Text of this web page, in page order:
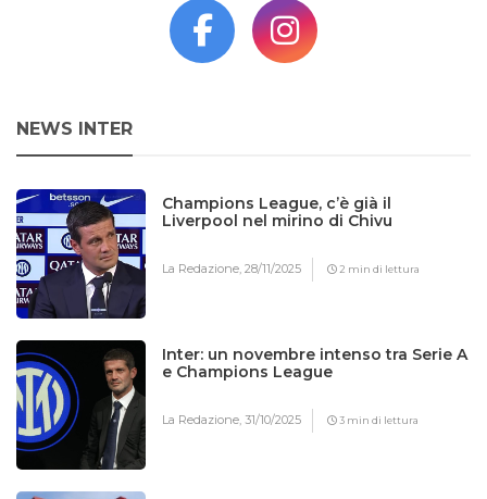
NEWS INTER
Champions League, c’è già il
Liverpool nel mirino di Chivu
La Redazione,28/11/2025 2 min di lettura
Inter: un novembre intenso tra Serie A
e Champions League
La Redazione,31/10/2025 3 min di lettura